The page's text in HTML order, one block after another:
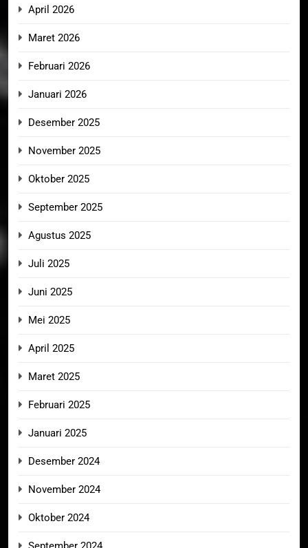
April 2026
Maret 2026
Februari 2026
Januari 2026
Desember 2025
November 2025
Oktober 2025
September 2025
Agustus 2025
Juli 2025
Juni 2025
Mei 2025
April 2025
Maret 2025
Februari 2025
Januari 2025
Desember 2024
November 2024
Oktober 2024